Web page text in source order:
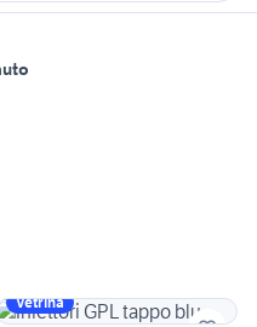
Vetrina